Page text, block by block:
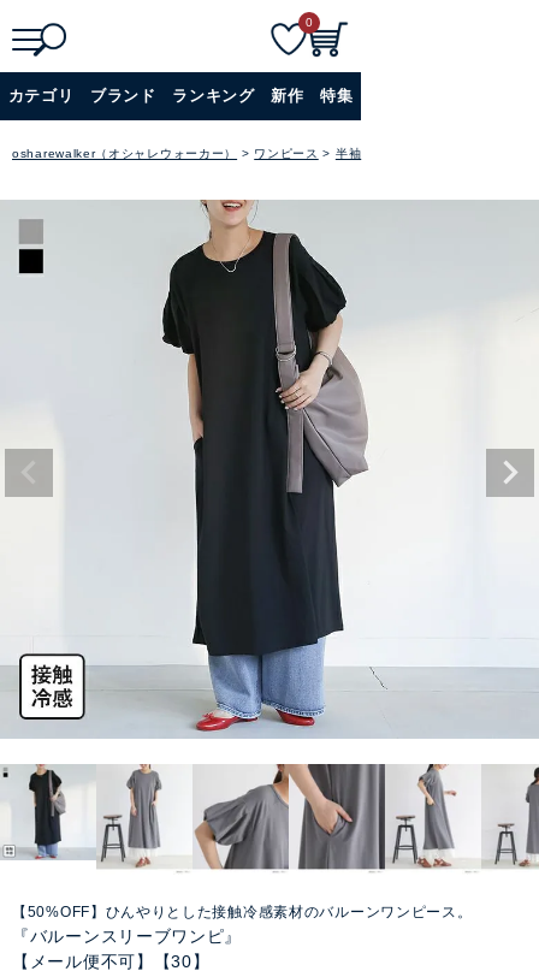
詳細検索
0
カテゴリ ブランド ランキング 新作 特集
osharewalker（オシャレウォーカー） ワンピース 半袖
【50%OFF】ひんやりとした接触冷感素材のバルーンワンピース。
『バルーンスリーブワンピ』
【メール便不可】【30】